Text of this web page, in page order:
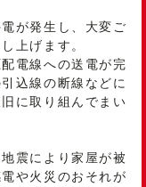
が発生し、大変ご
上げます。
電線への送電が完
込線の断線などに
に取り組んでまい
震により家屋が被
や火災のおそれが